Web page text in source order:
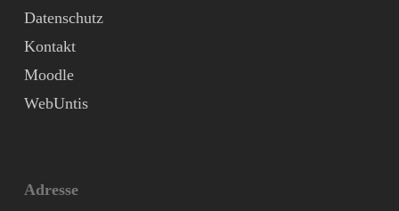
Datenschutz
Kontakt
Moodle
WebUntis
Adresse